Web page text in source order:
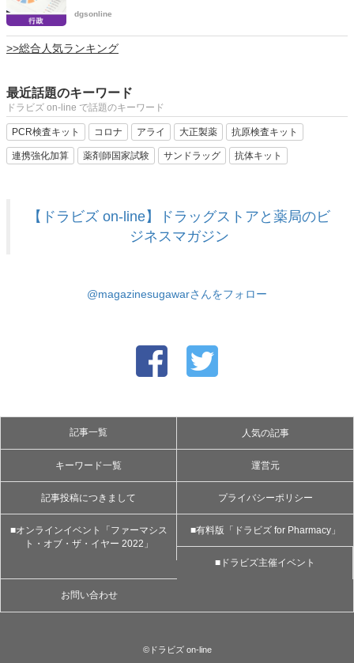
dgsonline
>>総合人気ランキング
最近話題のキーワード
ドラビズ on-line で話題のキーワード
PCR検査キット コロナ アライ 大正製薬 抗原検査キット
連携強化加算 薬剤師国家試験 サンドラッグ 抗体キット
【ドラビズ on-line】ドラッグストアと薬局のビ
ジネスマガジン
@magazinesugawarさんをフォロー
記事一覧 人気の記事
キーワード一覧 運営元
記事投稿につきまして プライバシーポリシー
■オンラインイベント「ファーマシス
ト・オブ・ザ・イヤー 2022」
■有料版「ドラビズ for Pharmacy」
■ドラビズ主催イベント
お問い合わせ
©ドラビズ on-line